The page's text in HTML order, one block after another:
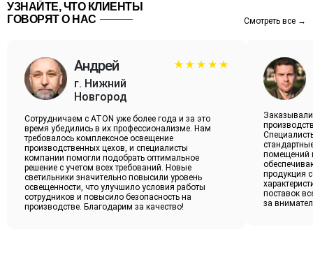
УЗНАЙТЕ, ЧТО КЛИЕНТЫ
ГОВОРЯТ О НАС
Смотреть все →
Андрей
г. Нижний
Новгород
Сотрудничаем с ATON уже более года и за это
время убедились в их профессионализме. Нам
требовалось комплексное освещение
производственных цехов, и специалисты
компании помогли подобрать оптимальное
решение с учетом всех требований. Новые
светильники значительно повысили уровень
освещенности, что улучшило условия работы
сотрудников и повысило безопасность на
производстве. Благодарим за качество!
помещений
продукция
поставок
за